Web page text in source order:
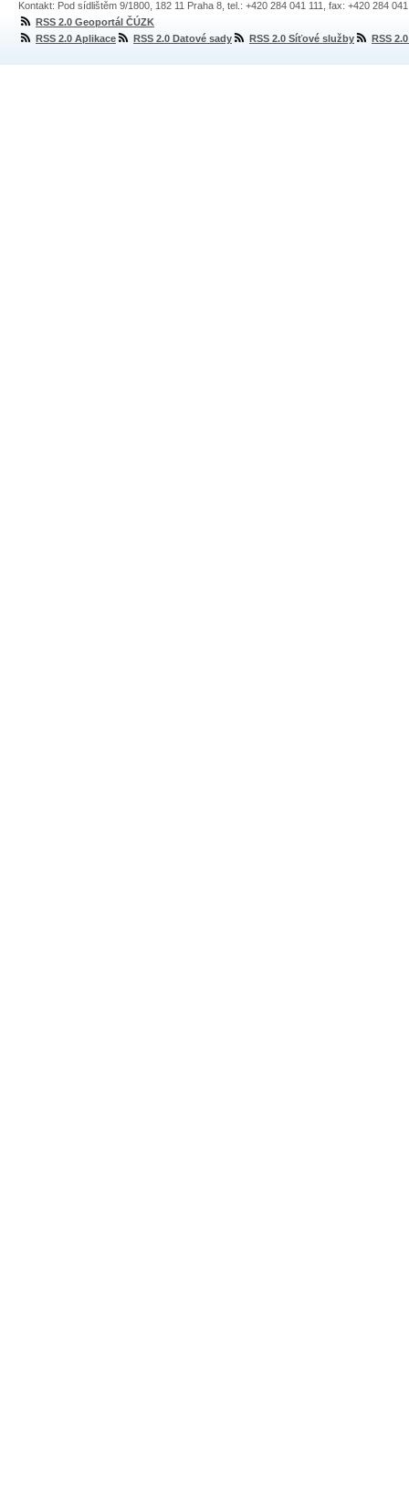
Kontakt: Pod sídlištěm 9/1800, 182 11 Praha 8, tel.: +420 284 041 111, fax: +420 284
RSS 2.0 Geoportál ČÚZK
RSS 2.0 Aplikace
RSS 2.0 Datové sady RSS 2.0 Síťové služby RSS